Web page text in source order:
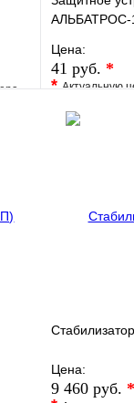
АЛЬБАТРОС-
Цена:
41 руб. *
*Актуальную
В избранное
Цена:
9 460 руб. *